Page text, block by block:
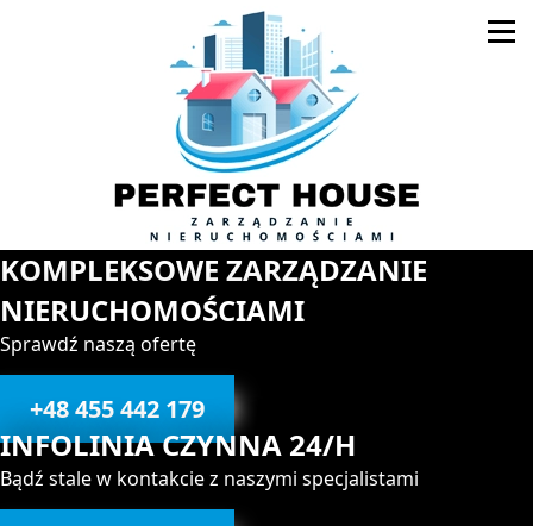
KOMPLEKSOWE ZARZĄDZANIE
NIERUCHOMOŚCIAMI
Sprawdź naszą ofertę
+48 455 442 179
INFOLINIA CZYNNA 24/H
Bądź stale w kontakcie z naszymi specjalistami